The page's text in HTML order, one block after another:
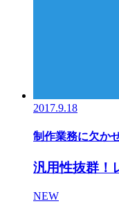
2017.9.18
制作業務に欠か
汎用性抜群！
NEW